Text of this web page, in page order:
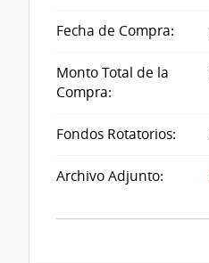
Fecha de Compra:
Monto Total de la
Compra:
Fondos Rotatorios:
Archivo Adjunto: